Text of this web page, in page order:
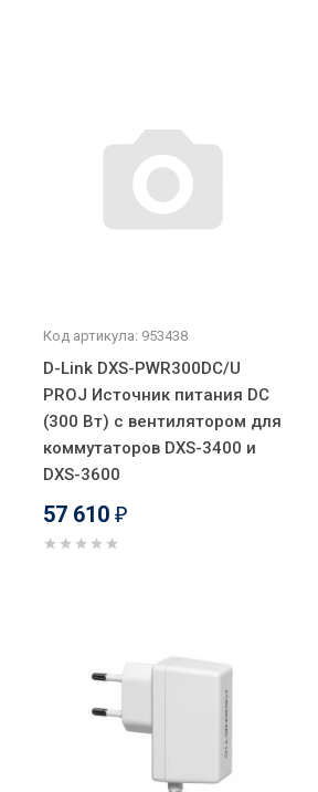
Код артикула: 953438
D-Link DXS-PWR300DC/U
PROJ Источник питания DC
(300 Вт) с вентилятором для
коммутаторов DXS-3400 и
DXS-3600
57 610 ₽